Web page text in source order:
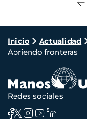
Ruta
de
navegación
Inicio Actualidad
Abriendo fronteras
Redes sociales